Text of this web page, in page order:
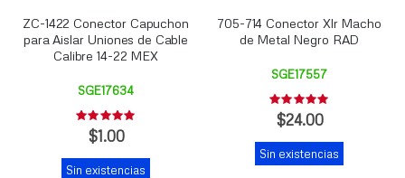
ZC-1422 Conector Capuchon
para Aislar Uniones de Cable
Calibre 14-22 MEX
SGE17634
Rating:
0%$1.00
Sin existencias
705-714 Conector Xlr Macho
de Metal Negro RAD
SGE17557
Rating:
0%
$24.00
Sin existencias